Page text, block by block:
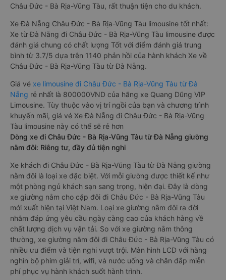
Châu Đức - Bà Rịa-Vũng Tàu, rất thuận tiện cho du khách.
Xe Đà Nẵng Châu Đức - Bà Rịa-Vũng Tàu limousine tốt nhất:
Xe từ Đà Nẵng đi Châu Đức - Bà Rịa-Vũng Tàu limousine được
đánh giá chung có chất lượng Tốt với điểm đánh giá trung
bình từ 3.7/5 dựa trên 1140 phản hồi của hành khách Xe về
Châu Đức - Bà Rịa-Vũng Tàu từ Đà Nẵng.
Giá vé xe limousine đi Châu Đức - Bà Rịa-Vũng Tàu từ Đà
Nẵng rẻ nhất là 800000VND của hãng xe Quang Dũng VIP
Limousine. Tùy thuộc vào vị trí ngồi của bạn và chương trình
khuyến mãi, giá vé Xe Đà Nẵng đi Châu Đức - Bà Rịa-Vũng
Tàu limousine này có thể sẽ rẻ hơn
Dòng xe đi Châu Đức - Bà Rịa-Vũng Tàu từ Đà Nẵng giường
nằm đôi: Riêng tư, đầy đủ tiện nghi
Xe khách đi Châu Đức - Bà Rịa-Vũng Tàu từ Đà Nẵng giường
nằm đôi là loại xe đặc biệt. Với mỗi giường được thiết kế như
một phòng ngủ khách sạn sang trọng, hiện đại. Đây là dòng
xe giường nằm cho cặp đôi đi Châu Đức - Bà Rịa-Vũng Tàu
mới xuất hiện tại Việt Nam. Loại xe giường nằm đôi ra đời
nhằm đáp ứng yêu cầu ngày càng cao của khách hàng về
chất lượng dịch vụ vận tải. So với xe giường nằm thông
thường, xe giường nằm đôi đi Châu Đức - Bà Rịa-Vũng Tàu có
nhiều ưu điểm và tiện nghi vượt trội. Màn hình LCD với hàng
nghìn bộ phim giải trí, wifi, và nước uống và chăn đắp miễn
phí phục vụ hành khách suốt hành trình.